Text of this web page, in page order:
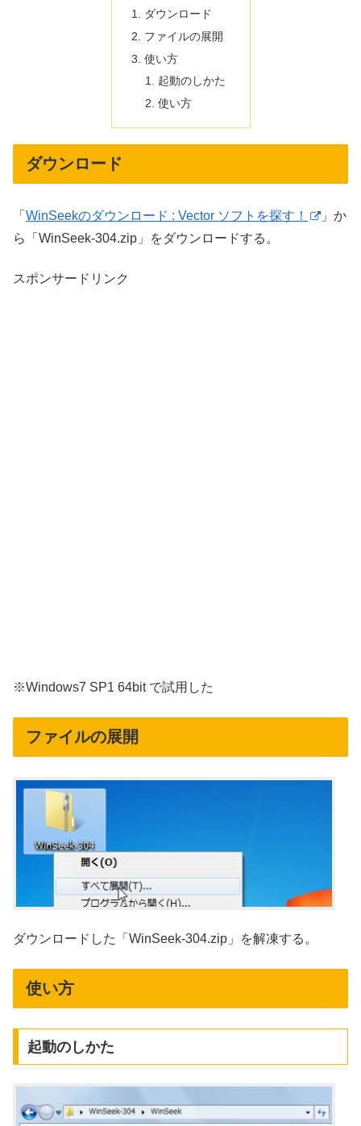
ダウンロード
ファイルの展開
使い方
起動のしかた
使い方
ダウンロード
「 WinSeekのダウンロード : Vector ソフトを探す！
」か
ら「WinSeek-304.zip」をダウンロードする。
スポンサードリンク
※Windows7 SP1 64bit で試用した
ファイルの展開
ダウンロードした「WinSeek-304.zip」を解凍する。
使い方
起動のしかた